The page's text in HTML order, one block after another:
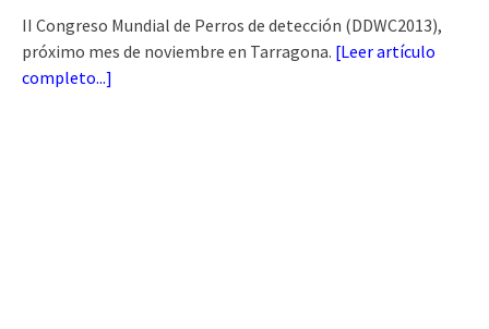
II Congreso Mundial de Perros de detección (DDWC2013),
próximo mes de noviembre en Tarragona. [Leer artículo
completo...]